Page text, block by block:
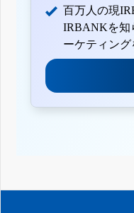
百万人の現
IRBANKを知
ーケティング